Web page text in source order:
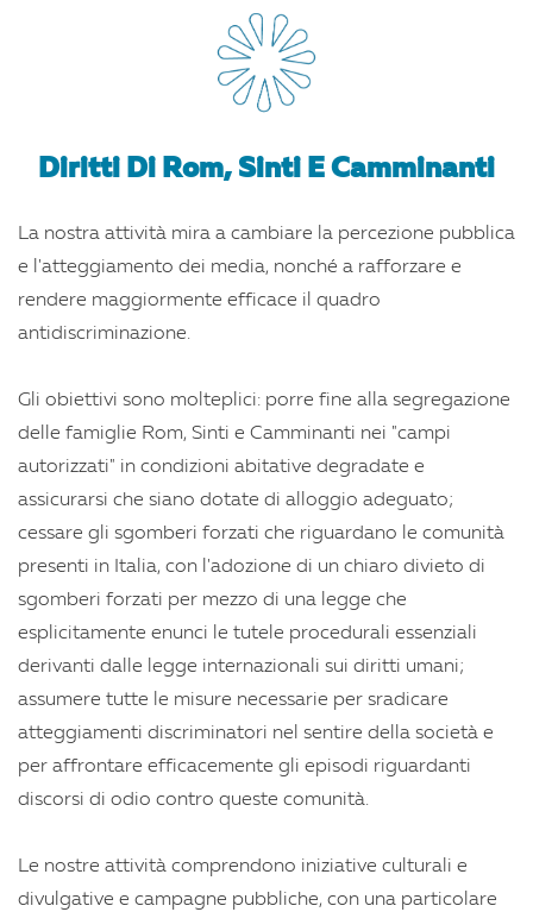
Diritti Di Rom, Sinti E Camminanti
La nostra attività mira a cambiare la percezione pubblica
e l'atteggiamento dei media, nonché a rafforzare e
rendere maggiormente efficace il quadro
antidiscriminazione.
Gli obiettivi sono molteplici: porre fine alla segregazione
delle famiglie Rom, Sinti e Camminanti nei "campi
autorizzati" in condizioni abitative degradate e
assicurarsi che siano dotate di alloggio adeguato;
cessare gli sgomberi forzati che riguardano le comunità
presenti in Italia, con l'adozione di un chiaro divieto di
sgomberi forzati per mezzo di una legge che
esplicitamente enunci le tutele procedurali essenziali
derivanti dalle legge internazionali sui diritti umani;
assumere tutte le misure necessarie per sradicare
atteggiamenti discriminatori nel sentire della società e
per affrontare efficacemente gli episodi riguardanti
discorsi di odio contro queste comunità.
Le nostre attività comprendono iniziative culturali e
divulgative e campagne pubbliche, con una particolare